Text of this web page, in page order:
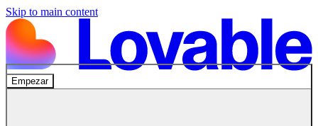
Skip to main content
Empezar